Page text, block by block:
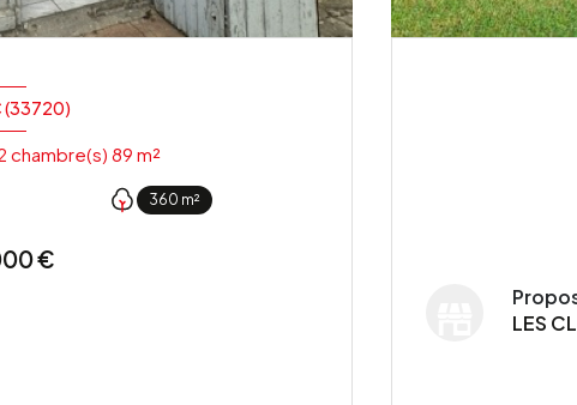
(33720)
Maison 3 pièce(s) 2 chambre(s) 89 m²
360 m²
€
LES